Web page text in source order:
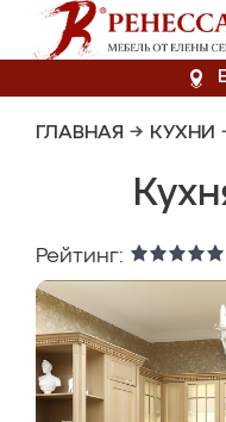
ГЛАВНАЯ → КУХНИ
Рейтинг: